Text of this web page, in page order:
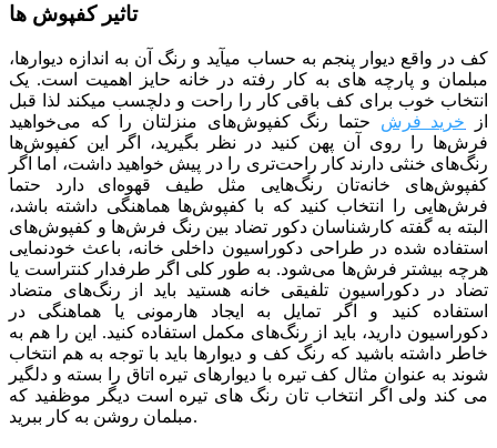
تاثیر کفپوش ها
کف در واقع دیوار پنجم به حساب می­آید و رنگ آن به اندازه دیوارها،
مبلمان و پارچه­ های به کار رفته در خانه حایز اهمیت است. یک
انتخاب خوب برای کف باقی کار را راحت و دلچسب می­کند لذا قبل
از خرید فرش حتما رنگ کفپوش‌های منزلتان را که می‌خواهید
فرش‌ها را روی آن پهن کنید در نظر بگیرید، اگر این کفپوش‌ها
رنگ‌های خنثی دارند کار راحت‌تری را در پیش خواهید داشت، اما اگر
کفپوش‌های خانه‌تان رنگ‌هایی مثل طیف قهوه‌ای دارد حتما
فرش‌هایی را انتخاب کنید که با کفپوش‌ها هماهنگی داشته باشد،
البته به گفته کارشناسان دکور تضاد بین رنگ فرش‌ها و کفپوش‌های
استفاده شده در طراحی دکوراسیون داخلی خانه، باعث خودنمایی
هرچه بیشتر فرش‌ها می‌شود. به طور کلی اگر طرفدار کنتراست یا
تضاد در دکوراسیون تلفیقی خانه هستید باید از رنگ‌های متضاد
استفاده کنید و اگر تمایل به ایجاد هارمونی یا هماهنگی در
دکوراسیون دارید، باید از رنگ‌های مکمل استفاده کنید. این را هم به
خاطر داشته باشید که رنگ کف و دیوارها باید با توجه به هم انتخاب
شوند به عنوان مثال کف تیره با دیوارهای تیره اتاق را بسته و دلگیر
می کند ولی اگر انتخاب تان رنگ های تیره است دیگر موظفید که
مبلمان روشن به کار ببرید.